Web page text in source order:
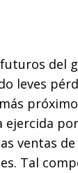
del
leves
ejercida
ventas
Tal